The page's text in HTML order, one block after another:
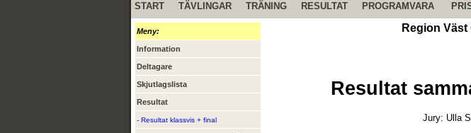
START TÄVLINGAR TRÄNING RESULTAT PROGRAMVARA
Meny:
Information
Deltagare
Skjutlagslista
Resultat
- Resultat klassvis + final
Region
Resultat
Jury: Ulla